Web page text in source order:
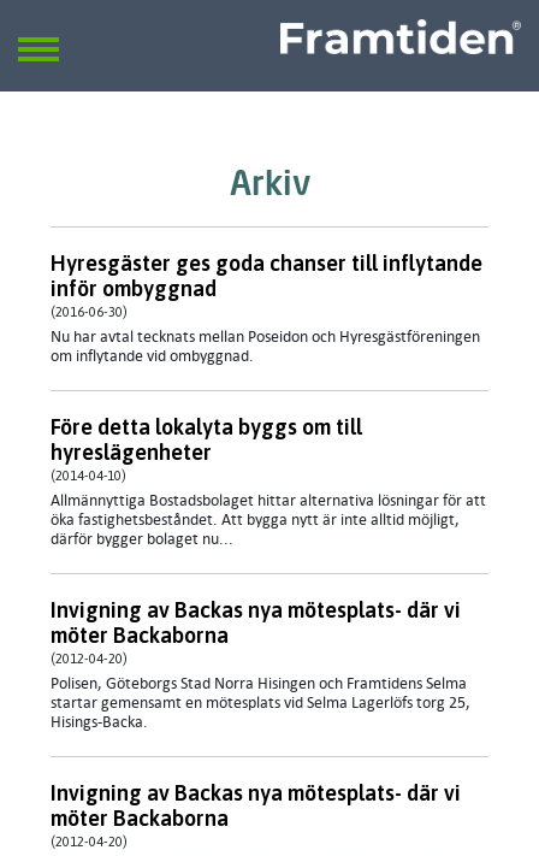
SÖK
Arkiv
Hyresgäster ges goda chanser till inflytande
inför ombyggnad
(2016-06-30)
Nu har avtal tecknats mellan Poseidon och Hyresgästföreningen
om inflytande vid ombyggnad.
Före detta lokalyta byggs om till
hyreslägenheter
(2014-04-10)
Allmännyttiga Bostadsbolaget hittar alternativa lösningar för att
öka fastighetsbeståndet. Att bygga nytt är inte alltid möjligt,
därför bygger bolaget nu...
Invigning av Backas nya mötesplats- där vi
möter Backaborna
(2012-04-20)
Polisen, Göteborgs Stad Norra Hisingen och Framtidens Selma
startar gemensamt en mötesplats vid Selma Lagerlöfs torg 25,
Hisings-Backa.
Invigning av Backas nya mötesplats- där vi
möter Backaborna
(2012-04-20)